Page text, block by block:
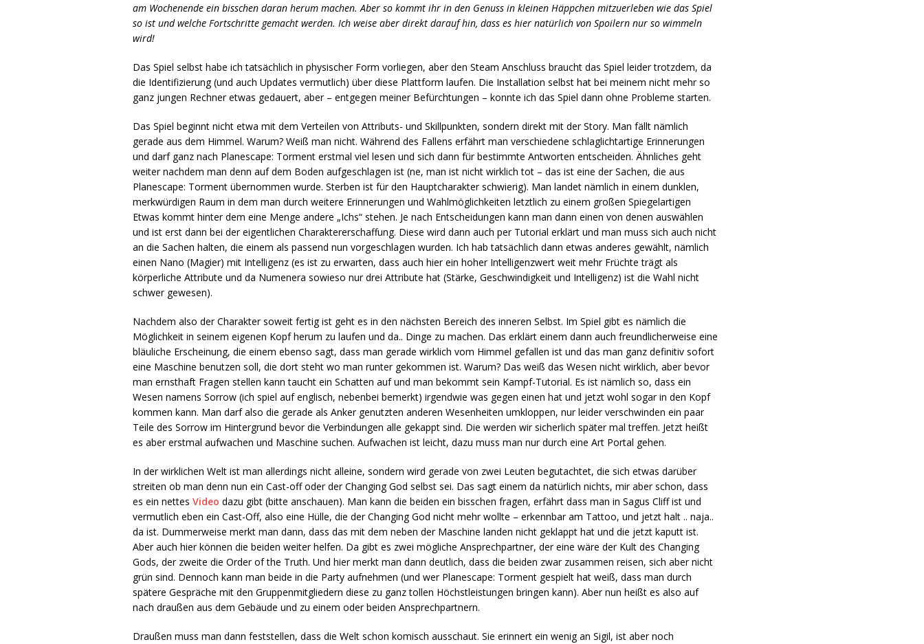
am Wochenende ein bisschen daran herum machen. Aber so kommt ihr in den Genuss in kleinen Häppchen mitzuerleben wie das Spiel
so ist und welche Fortschritte gemacht werden. Ich weise aber direkt darauf hin, dass es hier natürlich von Spoilern nur so wimmeln
wird!
Das Spiel selbst habe ich tatsächlich in physischer Form vorliegen, aber den Steam Anschluss braucht das Spiel leider trotzdem, da
die Identifizierung (und auch Updates vermutlich) über diese Plattform laufen. Die Installation selbst hat bei meinem nicht mehr so
ganz jungen Rechner etwas gedauert, aber – entgegen meiner Befürchtungen – konnte ich das Spiel dann ohne Probleme starten.
Das Spiel beginnt nicht etwa mit dem Verteilen von Attributs- und Skillpunkten, sondern direkt mit der Story. Man fällt nämlich
gerade aus dem Himmel. Warum? Weiß man nicht. Während des Fallens erfährt man verschiedene schlaglichtartige Erinnerungen
und darf ganz nach Planescape: Torment erstmal viel lesen und sich dann für bestimmte Antworten entscheiden. Ähnliches geht
weiter nachdem man denn auf dem Boden aufgeschlagen ist (ne, man ist nicht wirklich tot – das ist eine der Sachen, die aus
Planescape: Torment übernommen wurde. Sterben ist für den Hauptcharakter schwierig). Man landet nämlich in einem dunklen,
merkwürdigen Raum in dem man durch weitere Erinnerungen und Wahlmöglichkeiten letztlich zu einem großen Spiegelartigen
Etwas kommt hinter dem eine Menge andere „Ichs“ stehen. Je nach Entscheidungen kann man dann einen von denen auswählen
und ist erst dann bei der eigentlichen Charaktererschaffung. Diese wird dann auch per Tutorial erklärt und man muss sich auch nicht
an die Sachen halten, die einem als passend nun vorgeschlagen wurden. Ich hab tatsächlich dann etwas anderes gewählt, nämlich
einen Nano (Magier) mit Intelligenz (es ist zu erwarten, dass auch hier ein hoher Intelligenzwert weit mehr Früchte trägt als
körperliche Attribute und da Numenera sowieso nur drei Attribute hat (Stärke, Geschwindigkeit und Intelligenz) ist die Wahl nicht
schwer gewesen).
Nachdem also der Charakter soweit fertig ist geht es in den nächsten Bereich des inneren Selbst. Im Spiel gibt es nämlich die
Möglichkeit in seinem eigenen Kopf herum zu laufen und da.. Dinge zu machen. Das erklärt einem dann auch freundlicherweise eine
bläuliche Erscheinung, die einem ebenso sagt, dass man gerade wirklich vom Himmel gefallen ist und das man ganz definitiv sofort
eine Maschine benutzen soll, die dort steht wo man runter gekommen ist. Warum? Das weiß das Wesen nicht wirklich, aber bevor
man ernsthaft Fragen stellen kann taucht ein Schatten auf und man bekommt sein Kampf-Tutorial. Es ist nämlich so, dass ein
Wesen namens Sorrow (ich spiel auf englisch, nebenbei bemerkt) irgendwie was gegen einen hat und jetzt wohl sogar in den Kopf
kommen kann. Man darf also die gerade als Anker genutzten anderen Wesenheiten umkloppen, nur leider verschwinden ein paar
Teile des Sorrow im Hintergrund bevor die Verbindungen alle gekappt sind. Die werden wir sicherlich später mal treffen. Jetzt heißt
es aber erstmal aufwachen und Maschine suchen. Aufwachen ist leicht, dazu muss man nur durch eine Art Portal gehen.
In der wirklichen Welt ist man allerdings nicht alleine, sondern wird gerade von zwei Leuten begutachtet, die sich etwas darüber
streiten ob man denn nun ein Cast-off oder der Changing God selbst sei. Das sagt einem da natürlich nichts, mir aber schon, dass
es ein nettesVideo dazu gibt (bitte anschauen). Man kann die beiden ein bisschen fragen, erfährt dass man in Sagus Cliff ist und
vermutlich eben ein Cast-Off, also eine Hülle, die der Changing God nicht mehr wollte – erkennbar am Tattoo, und jetzt halt .. naja..
da ist. Dummerweise merkt man dann, dass das mit dem neben der Maschine landen nicht geklappt hat und die jetzt kaputt ist.
Aber auch hier können die beiden weiter helfen. Da gibt es zwei mögliche Ansprechpartner, der eine wäre der Kult des Changing
Gods, der zweite die Order of the Truth. Und hier merkt man dann deutlich, dass die beiden zwar zusammen reisen, sich aber nicht
grün sind. Dennoch kann man beide in die Party aufnehmen (und wer Planescape: Torment gespielt hat weiß, dass man durch
spätere Gespräche mit den Gruppenmitgliedern diese zu ganz tollen Höchstleistungen bringen kann). Aber nun heißt es also auf
nach draußen aus dem Gebäude und zu einem oder beiden Ansprechpartnern.
Draußen muss man dann feststellen, dass die Welt schon komisch ausschaut. Sie erinnert ein wenig an Sigil, ist aber noch